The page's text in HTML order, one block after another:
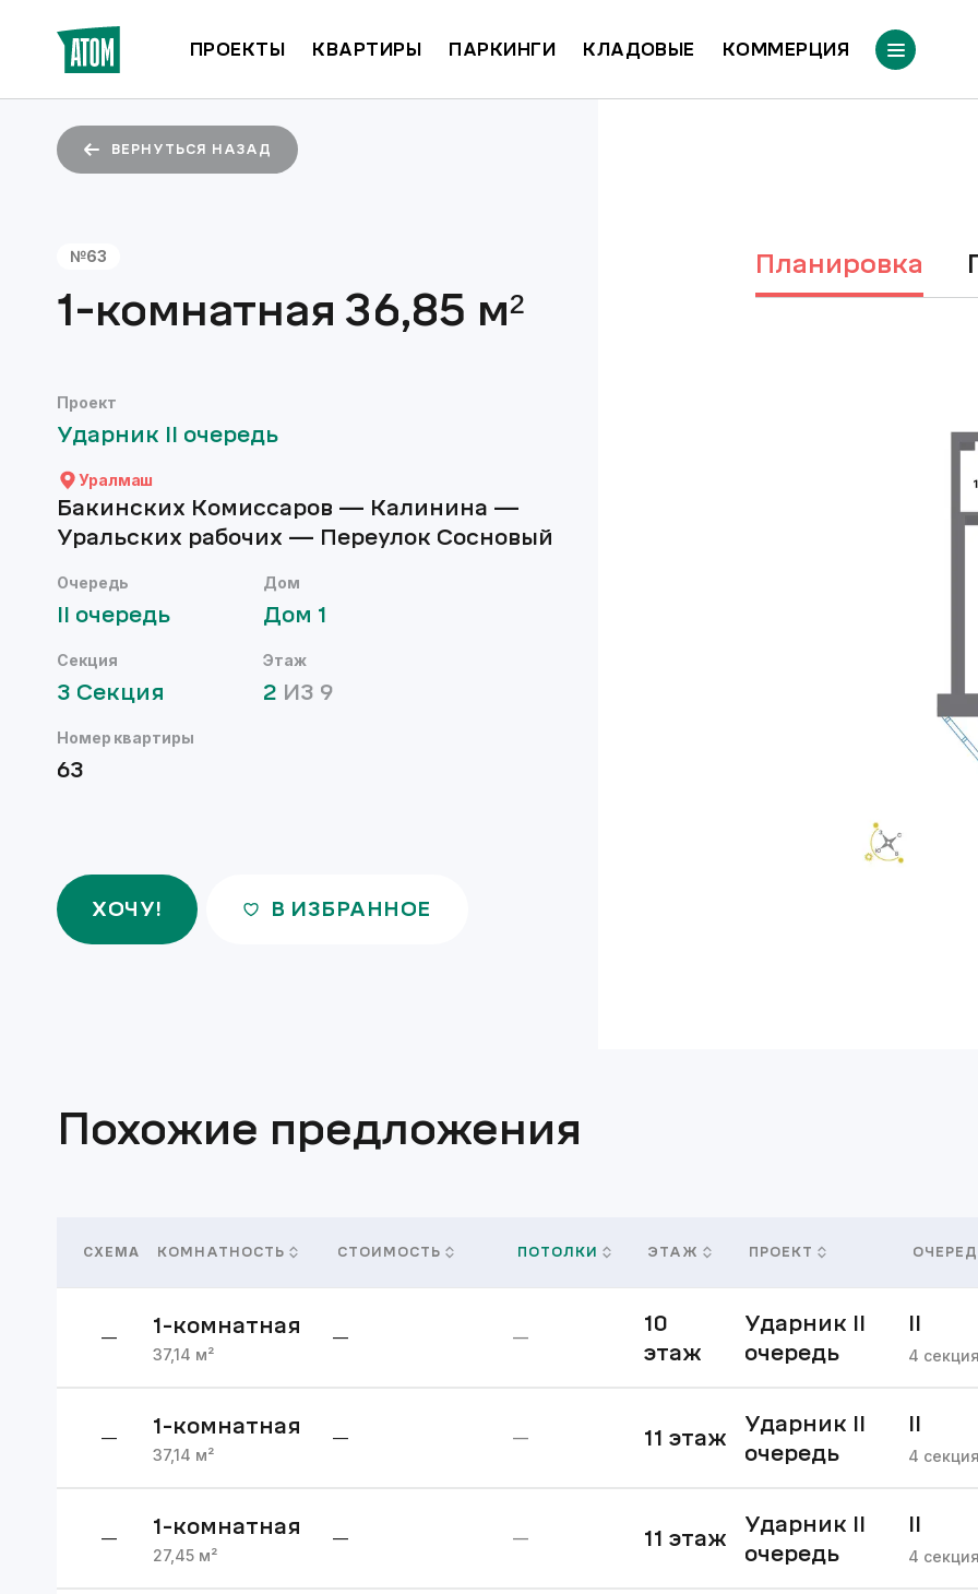
ПРОЕКТЫ КВАРТИРЫ ПАРКИНГИ КЛАДОВЫЕ КОММЕРЦИЯ
ВЕРНУТЬСЯ НАЗАД
№63
1-комнатная 36,85 м²
Проект
Ударник II очередь
Уралмаш
Бакинских Комиссаров — Калинина —
Уральских рабочих — Переулок Сосновый
Очередь
II очередь
Дом
Дом 1
Секция
3 Секция
Этаж
2 ИЗ 9
Номер квартиры
63
ХОЧУ! В ИЗБРАННОЕ
Планировка
Похожие предложения
СХЕМА КОМНАТНОСТЬ СТОИМОСТЬ ПОТОЛКИ ЭТАЖ ПРОЕКТ
— 1-комнатная
37,14 м²
— —
10
этаж
Ударник II
очередь
II
4 секция
— 1-комнатная
37,14 м²
— — 11 этаж
Ударник II
очередь
II
4 секция
— 1-комнатная
27,45 м²
— — 11 этаж
Ударник II
очередь
II
4 секция